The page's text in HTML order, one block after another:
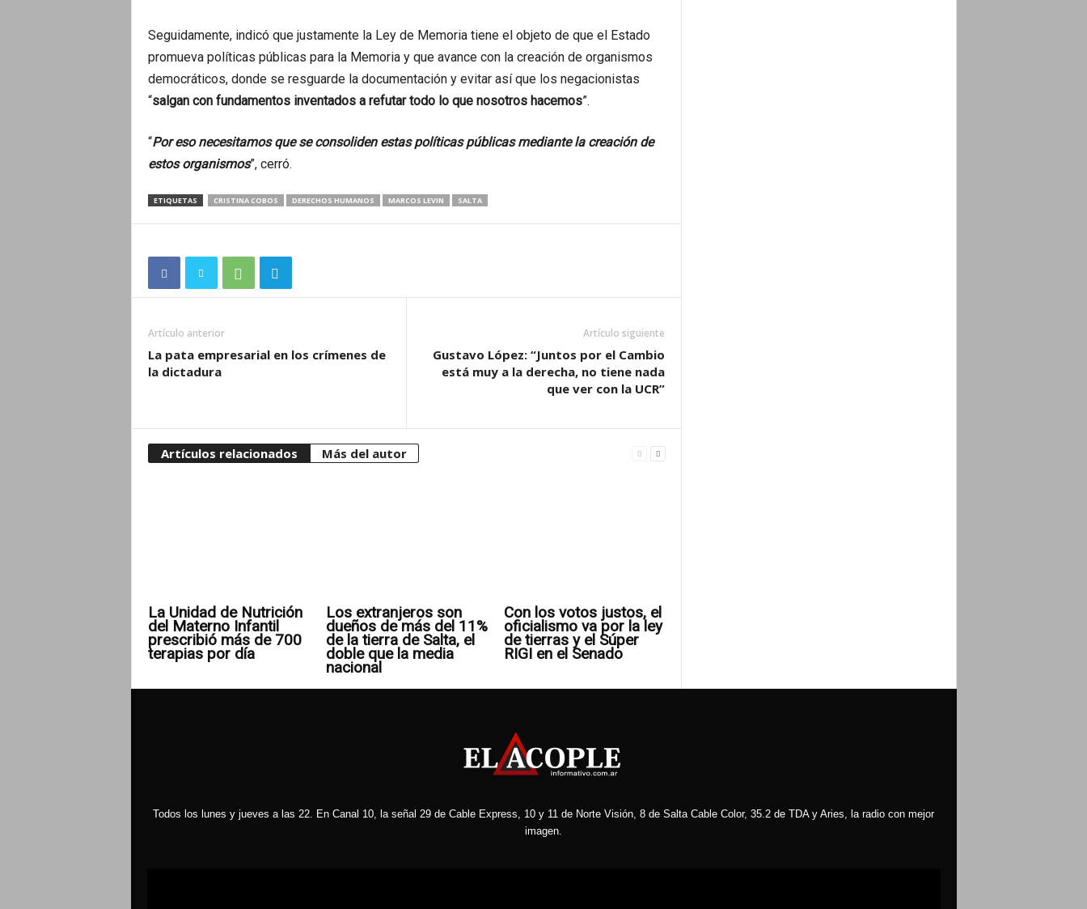
Seguidamente, indicó que justamente la Ley de Memoria tiene el objeto de que el Estado
promueva políticas públicas para la Memoria y que avance con la creación de organismos
democráticos, donde se resguarde la documentación y evitar así que los negacionistas
“salgan con fundamentos inventados a refutar todo lo que nosotros hacemos”.
“Por eso necesitamos que se consoliden estas políticas públicas mediante la creación de
estos organismos”, cerró.
ETIQUETAS CRISTINA COBOS DERECHOS HUMANOS MARCOS LEVIN SALTA
Artículo anterior
La pata empresarial en los crímenes de
la dictadura
Artículo siguiente
Gustavo López: “Juntos por el Cambio
está muy a la derecha, no tiene nada
que ver con la UCR”
Artículos relacionados Más del autor
La Unidad de Nutrición
del Materno Infantil
prescribió más de 700
terapias por día
Los extranjeros son
dueños de más del 11%
de la tierra de Salta, el
doble que la media
nacional
Con los votos justos, el
oficialismo va por la ley
de tierras y el Súper
RIGI en el Senado
Todos los lunes y jueves a las 22. En Canal 10, la señal 29 de Cable Express, 10 y 11 de Norte Visión, 8 de Salta Cable Color, 35.2 de TDA y Aries, la radio con mejor
imagen.